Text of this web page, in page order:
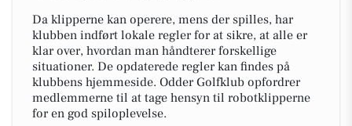
Da klipperne kan operere, mens der spilles, har
klubben indført lokale regler for at sikre, at alle er
klar over, hvordan man håndterer forskellige
situationer. De opdaterede regler kan findes på
klubbens hjemmeside. Odder Golfklub opfordrer
medlemmerne til at tage hensyn til robotklipperne
for en god spiloplevelse.